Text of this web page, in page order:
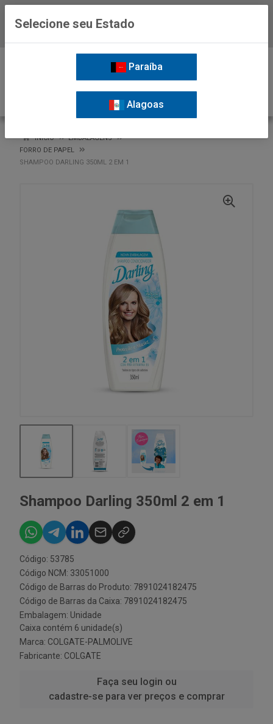
INÍCIO
EMBALAGENS
FORRO DE PAPEL
SHAMPOO DARLING 350ML 2 EM 1
Shampoo Darling 350ml 2 em 1
Código: 53785
Código NCM: 33051000
Código de Barras do Produto: 7891024182475
Código de Barras da Caixa: 7891024182475
Embalagem: Unidade
Caixa contém 6 unidade(s)
Marca: COLGATE-PALMOLIVE
Fabricante: COLGATE
Faça seu login ou
cadastre-se para ver preços e comprar
Selecione seu Estado
Paraíba
Alagoas